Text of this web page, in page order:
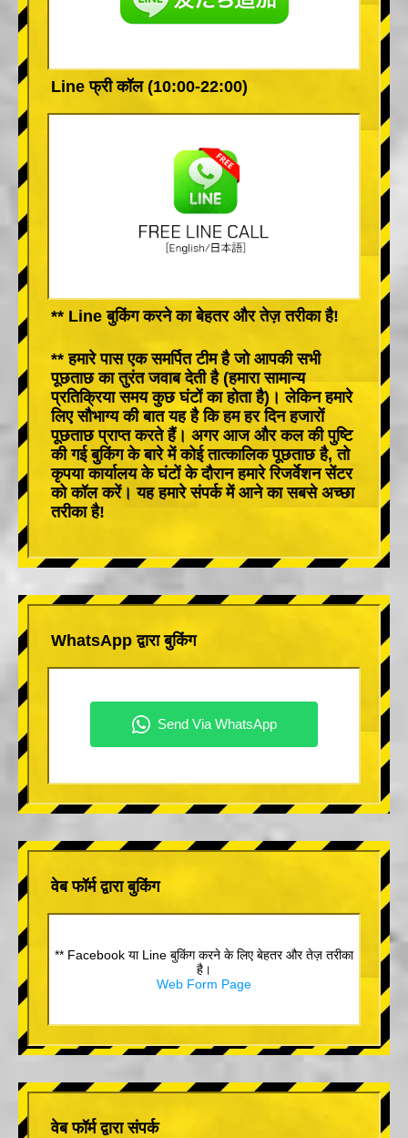
Line फ्री कॉल (10:00-22:00)
** Line बुकिंग करने का बेहतर और तेज़ तरीका है!
** हमारे पास एक समर्पित टीम है जो आपकी सभी
पूछताछ का तुरंत जवाब देती है (हमारा सामान्य
प्रतिक्रिया समय कुछ घंटों का होता है)। लेकिन हमारे
लिए सौभाग्य की बात यह है कि हम हर दिन हजारों
पूछताछ प्राप्त करते हैं। अगर आज और कल की पुष्टि
की गई बुकिंग के बारे में कोई तात्कालिक पूछताछ है, तो
कृपया कार्यालय के घंटों के दौरान हमारे रिजर्वेशन सेंटर
को कॉल करें। यह हमारे संपर्क में आने का सबसे अच्छा
तरीका है!
WhatsApp द्वारा बुकिंग
वेब फॉर्म द्वारा बुकिंग
** Facebook या Line बुकिंग करने के लिए बेहतर और तेज़ तरीका
है।
Web Form Page
वेब फॉर्म द्वारा संपर्क